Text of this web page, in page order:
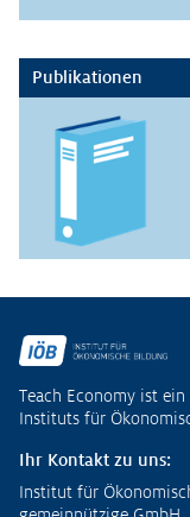
Publikationen
Teach Economy ist ein
Instituts für
Ihr Kontakt zu uns:
Institut für